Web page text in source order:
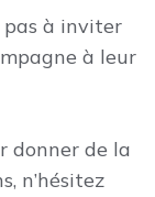
pas à inviter
à leur
donner de la
n’hésitez